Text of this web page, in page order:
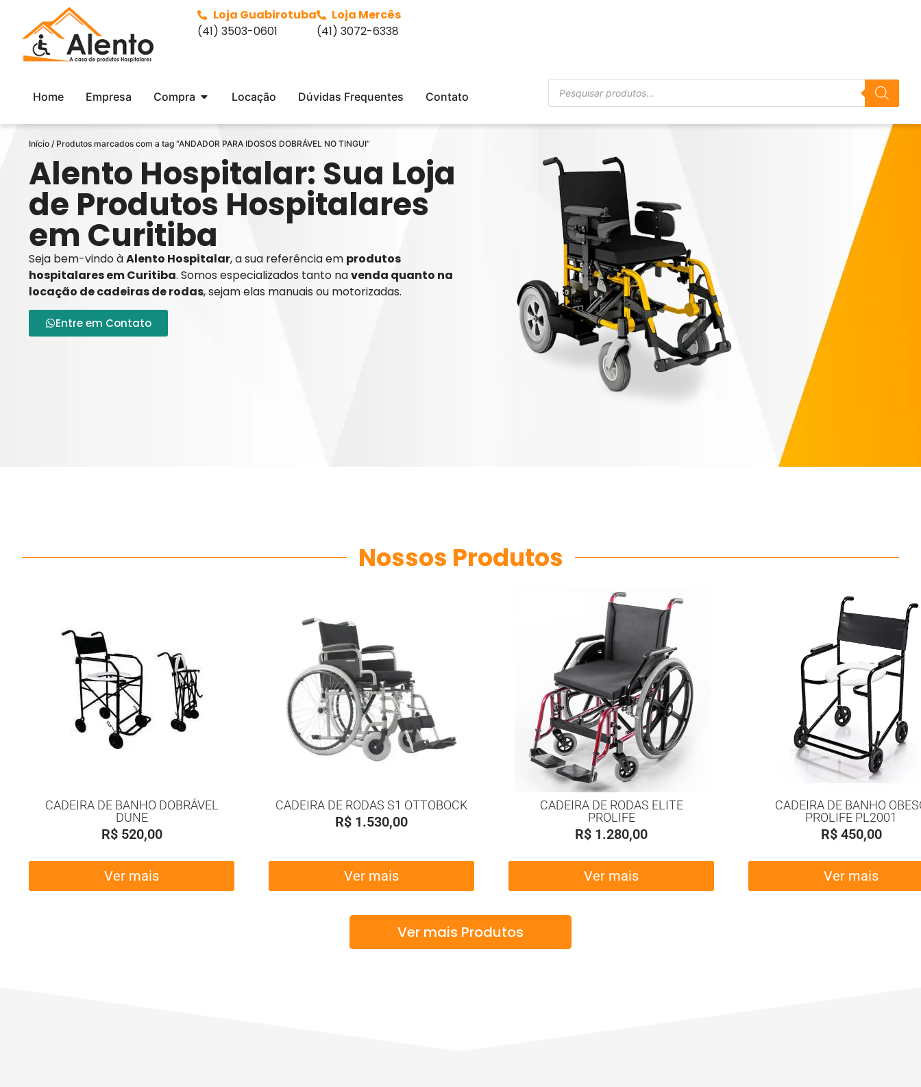
Loja Guabirotuba
(41) 3503-0601
Loja Mercês
(41) 3072-6338
Home Empresa Compra Locação Dúvidas Frequentes Contato
Início / Produtos marcados com a tag “ANDADOR PARA IDOSOS DOBRÁVEL NO TINGUI”
Alento Hospitalar: Sua Loja
de Produtos Hospitalares
em Curitiba
Seja bem-vindo àAlento Hospitalar, a sua referência em produtos
hospitalares em Curitiba. Somos especializados tanto navenda quanto na
locação de cadeiras de rodas, sejam elas manuais ou motorizadas.
Entre em Contato
Nossos Produtos
CADEIRA DE BANHO DOBRÁVEL
DUNE
R$520,00
Ver mais
CADEIRA DE RODAS S1 OTTOBOCK
R$ 1.530,00
Ver mais
CADEIRA DE RODAS ELITE
PROLIFE
R$ 1.280,00
Ver mais
CADEIRA DE BANHO
PROLIFE PL2001
R$450,00
Ver mais
Ver mais Produtos